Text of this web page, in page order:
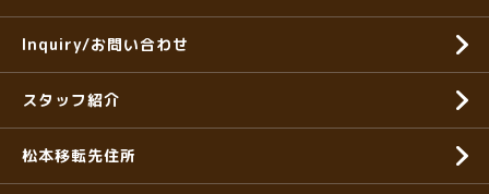
Inquiry/お問い合わせ
スタッフ紹介
松本移転先住所